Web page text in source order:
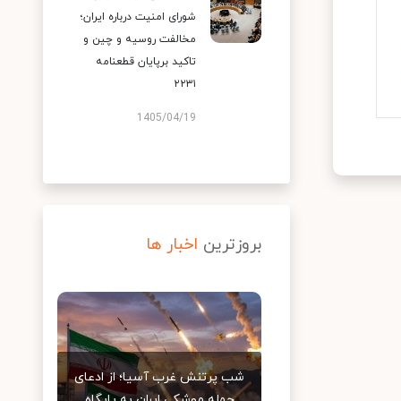
شورای امنیت درباره ایران؛
مخالفت روسیه و چین و
تاکید برپایان قطعنامه
۲۲۳۱
1405/04/19
بروزترین اخبار ها
شب پرتنش غرب آسیا؛ از ادعای